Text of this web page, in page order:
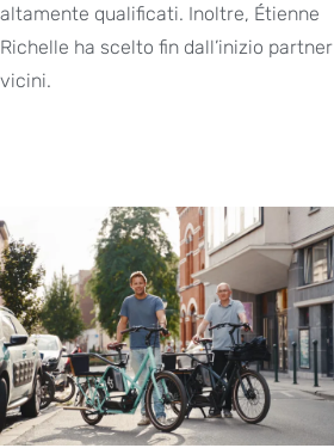
altamente qualificati. Inoltre, Étienne
Richelle ha scelto fin dall’inizio partner
vicini.